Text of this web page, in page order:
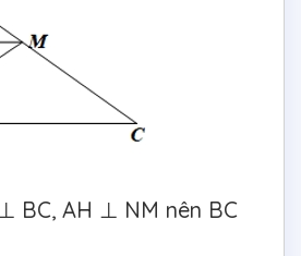
BC, AH ⊥ NM nên BC